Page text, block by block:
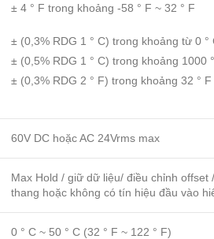
± 4 ° F trong khoảng -58 ° F ~ 32 ° F
± (0,3% RDG 1 ° C) trong khoảng từ 0 °
± (0,5% RDG 1 ° C) trong khoảng 1000
± (0,3% RDG 2 ° F) trong khoảng 32 °
60V DC hoặc AC 24Vrms max
Max Hold / giữ dữ liệu/ điều chỉnh
thang hoặc không có tín hiệu đầu vào
0 ° C ~ 50 ° C (32 ° F ~ 122 ° F)